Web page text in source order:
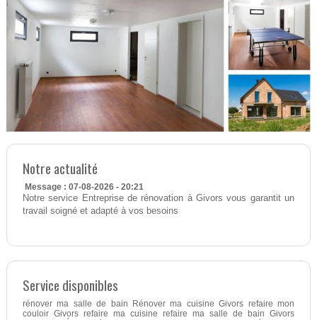
Notre actualité
Message : 07-08-2026 - 20:21
Notre service Entreprise de rénovation à Givors vous garantit un
travail soigné et adapté à vos besoins
Service disponibles
rénover ma salle de bain Rénover ma cuisine Givors refaire mon
couloir Givors refaire ma cuisine refaire ma salle de bain Givors